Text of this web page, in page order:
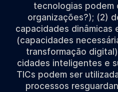
tecnologias podem
organizações?); (2)
capacidades dinâmicas
(capacidades
transformação
cidades inteligentes e
TICs podem ser
processos